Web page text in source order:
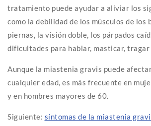
tratamiento puede ayudar a aliviar los
como la debilidad de los músculos de los
piernas, la visión doble, los párpados
dificultades para hablar, masticar,
Aunque la miastenia gravis puede
cualquier edad, es más frecuente en
y en hombres mayores de 60.
Siguiente: síntomas de la miastenia